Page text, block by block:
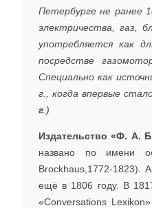
Петербурге не ранее
электричества, газ,
употребляется как
посредстве
Специально как
г., когда впервые
г .)
Издательство «Ф. А.
названо по имени
Brockhaus,1772-1823).
ещё в 1806 году. В
«Conversations